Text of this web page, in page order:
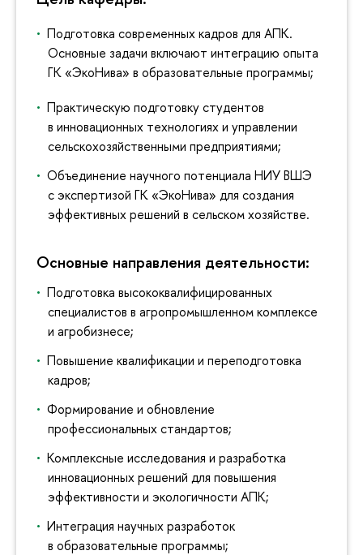
Подготовка современных кадров для АПК.
Основные задачи включают интеграцию опыта
ГК «ЭкоНива» в образовательные программы;
Практическую подготовку студентов
в инновационных технологиях и управлении
сельскохозяйственными предприятиями;
Объединение научного потенциала НИУ ВШЭ
с экспертизой ГК «ЭкоНива» для создания
эффективных решений в сельском хозяйстве.
Основные направления деятельности:
Подготовка высококвалифицированных
специалистов в агропромышленном комплексе
и агробизнесе;
Повышение квалификации и переподготовка
кадров;
Формирование и обновление
профессиональных стандартов;
Комплексные исследования и разработка
инновационных решений для повышения
эффективности и экологичности АПК;
Интеграция научных разработок
в образовательные программы;